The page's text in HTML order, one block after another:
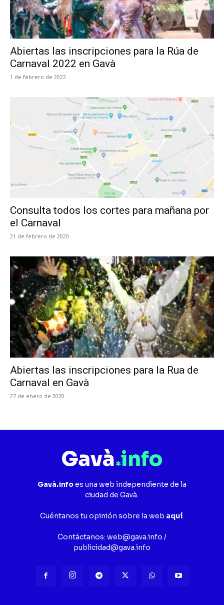
Abiertas las inscripciones para la Rúa de
Carnaval 2022 en Gavà
1 de febrero de 2022
Consulta todos los cortes para mañana por
el Carnaval
21 de febrero de 2020
Abiertas las inscripciones para la Rua de
Carnaval en Gavà
27 de enero de 2020
Gavà.infoes una web independiente de la
ciudad de Gavà.
Cuéntanos tu opinión sobre la web aquí.
Contáctanos: web@gava.info /
publicidad@gava.info